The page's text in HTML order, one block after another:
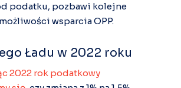
podatku, pozbawi kolejne
wsparcia OPP.
Ładu w 2022 roku
2022 rok podatkowy